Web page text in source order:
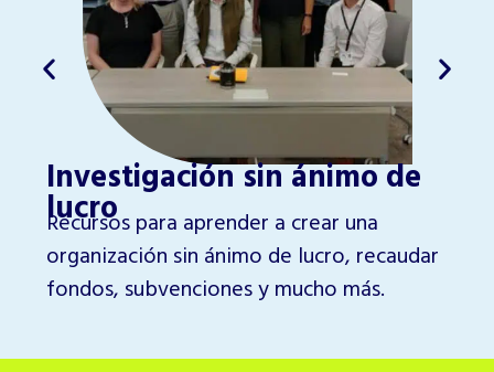
Investigación sin ánimo de
lucro
Recursos para aprender a crear una
organización sin ánimo de lucro, recaudar
fondos, subvenciones y mucho más.